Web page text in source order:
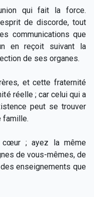
qui fait la force.
de discorde, tout
communications que
en reçoit suivant la
de ses organes.
et cette fraternité
réelle ; car celui qui a
peut se trouver
famille.
; ayez la même
de vous-mêmes, de
enseignements que